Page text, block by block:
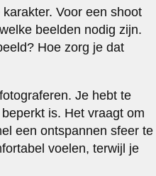
Voor een shoot
beelden nodig zijn.
Hoe zorg je dat
Je hebt te
is. Het vraagt om
een ontspannen sfeer te
voelen, terwijl je